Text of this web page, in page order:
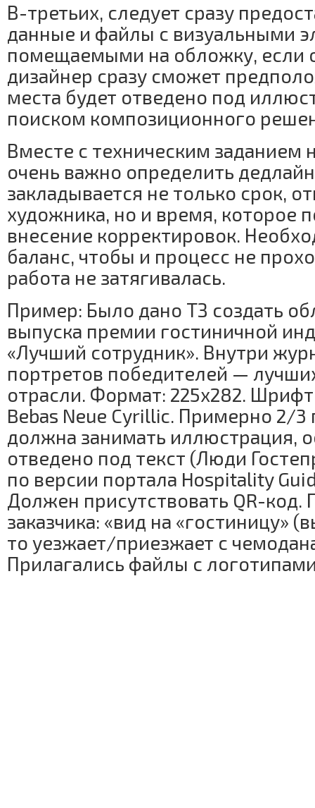
В-третьих, следует сразу
данные и файлы с визуальными
помещаемыми на обложку, если
дизайнер сразу сможет
места будет отведено под
поиском композиционного
Вместе с техническим заданием
очень важно определить
закладывается не только срок,
художника, но и время, которое
внесение корректировок.
баланс, чтобы и процесс не
работа не затягивалась.
Пример: Было дано ТЗ создать
выпуска премии гостиничной
«Лучший сотрудник». Внутри
портретов победителей —
отрасли. Формат: 225х282.
Bebas Neue Cyrillic. Примерно 2/3
должна занимать иллюстрация,
отведено под текст (Люди
по версии портала Hospitality
Должен присутствовать QR-код.
заказчика: «вид на «гостиницу»
то уезжает/приезжает с
Прилагались файлы с